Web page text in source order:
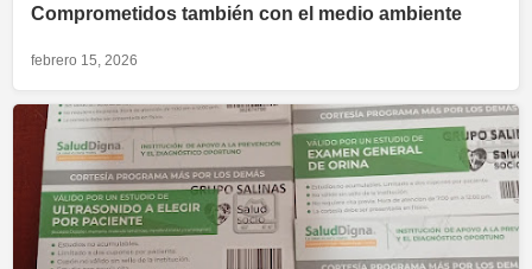
Comprometidos también con el medio ambiente
febrero 15, 2026